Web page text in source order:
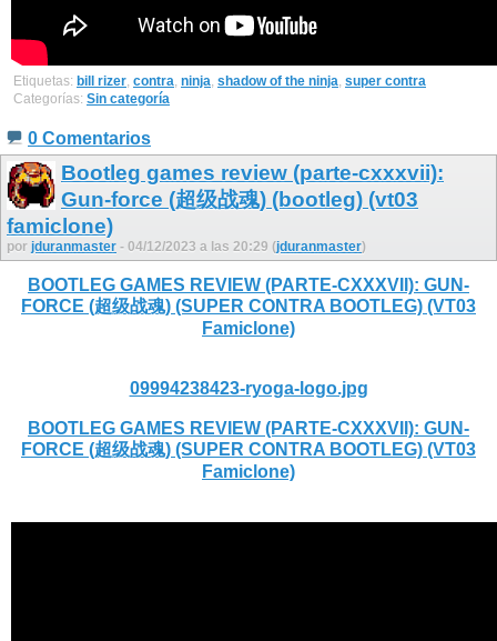
Etiquetas: bill rizer, contra, ninja, shadow of the ninja, super contra
Categorías: Sin categoría
0 Comentarios
Bootleg games review (parte-cxxxvii):
Gun-force (超级战魂) (bootleg) (vt03
famiclone)
por jduranmaster - 04/12/2023 a las 20:29 (jduranmaster)
BOOTLEG GAMES REVIEW (PARTE-CXXXVII): GUN-
FORCE (超级战魂) (SUPER CONTRA BOOTLEG) (VT03
Famiclone)
09994238423-ryoga-logo.jpg
BOOTLEG GAMES REVIEW (PARTE-CXXXVII): GUN-
FORCE (超级战魂) (SUPER CONTRA BOOTLEG) (VT03
Famiclone)